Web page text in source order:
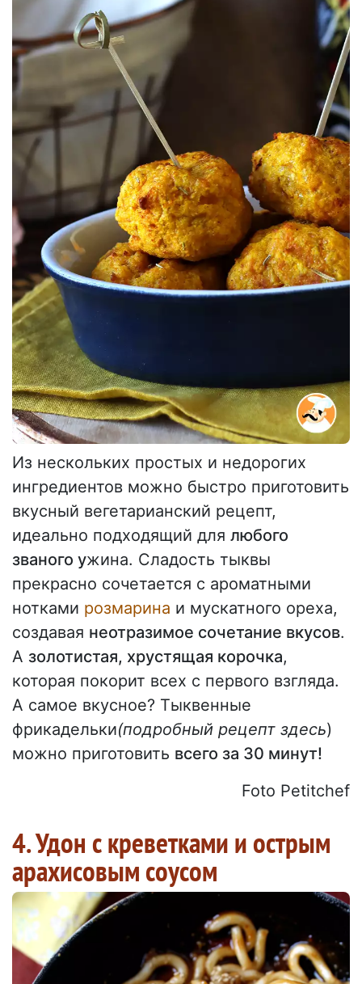
Из нескольких простых и недорогих
ингредиентов можно быстро приготовить
вкусный вегетарианский рецепт,
идеально подходящий для любого
званого ужина. Сладость тыквы
прекрасно сочетается с ароматными
нотками розмарина и мускатного ореха,
создавая неотразимое сочетание вкусов.
А золотистая, хрустящая корочка,
которая покорит всех с первого взгляда.
А самое вкусное? Тыквенные
фрикадельки(подробный рецепт здесь)
можно приготовить всего за 30 минут!
Foto Petitchef
4. Удон с креветками и острым
арахисовым соусом